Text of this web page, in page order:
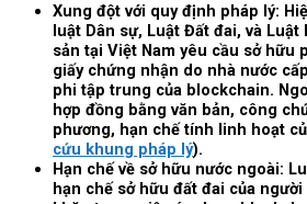
Xung đột với quy định pháp lý:
luật Dân sự, Luật Đất đai, và Luật
sản tại Việt Nam yêu cầu sở hữu
giấy chứng nhận do nhà nước
phi tập trung của blockchain.
hợp đồng bằng văn bản, công
phương, hạn chế tính linh hoạt
cứu khung pháp lý).
Hạn chế về sở hữu nước ngoài:
hạn chế sở hữu đất đai của